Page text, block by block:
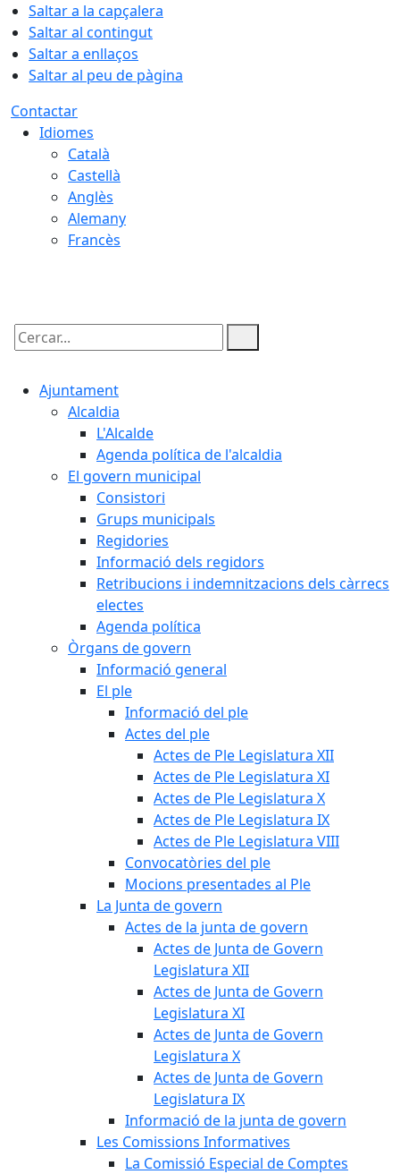
Saltar a la capçalera
Saltar al contingut
Saltar a enllaços
Saltar al peu de pàgina
Contactar
Idiomes
Català
Castellà
Anglès
Alemany
Francès
Cercar:
Ajuntament
Alcaldia
L'Alcalde
Agenda política de l'alcaldia
El govern municipal
Consistori
Grups municipals
Regidories
Informació dels regidors
Retribucions i indemnitzacions dels càrrecs
electes
Agenda política
Òrgans de govern
Informació general
El ple
Informació del ple
Actes del ple
Actes de Ple Legislatura XII
Actes de Ple Legislatura XI
Actes de Ple Legislatura X
Actes de Ple Legislatura IX
Actes de Ple Legislatura VIII
Convocatòries del ple
Mocions presentades al Ple
La Junta de govern
Actes de la junta de govern
Actes de Junta de Govern
Legislatura XII
Actes de Junta de Govern
Legislatura XI
Actes de Junta de Govern
Legislatura X
Actes de Junta de Govern
Legislatura IX
Informació de la junta de govern
Les Comissions Informatives
La Comissió Especial de Comptes